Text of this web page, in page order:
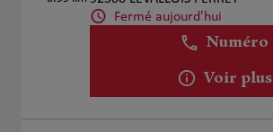
Fermé aujourd'hui
Numéro
Voir plus